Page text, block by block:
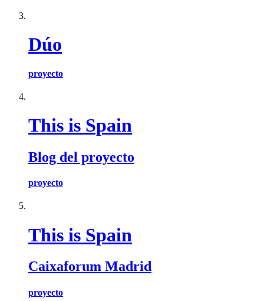
Dúo
proyecto
This is Spain
Blog del proyecto
proyecto
This is Spain
Caixaforum Madrid
proyecto